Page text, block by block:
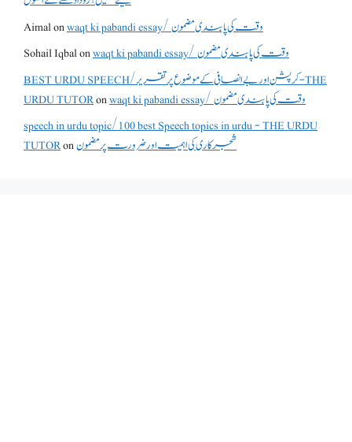
Aimalon
waqt ki pabandi essay/ وقت کی پابندی مضمون
Sohail Iqbalon
waqt ki pabandi essay/ وقت کی پابندی مضمون
BEST URDU SPEECH/کرپشن اور بے انصافی کے موضوع پر تقریر - THE
URDU TUTORon
waqt ki pabandi essay/ وقت کی پابندی مضمون
speech in urdu topic/100 best Speech topics in urdu - THE URDU
TUTORonشجرکاری کی اہمیت اور ضرورت پر مضمون